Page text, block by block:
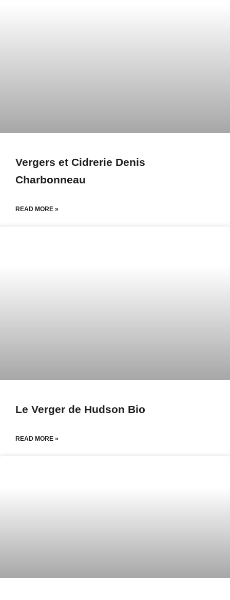
Vergers et Cidrerie Denis
Charbonneau
READ MORE »
Le Verger de Hudson Bio
READ MORE »